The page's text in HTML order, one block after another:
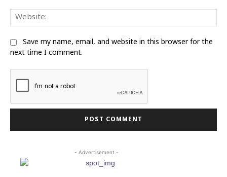
Save my name, email, and website in this browser for the
next time I comment.
- Advertisement -